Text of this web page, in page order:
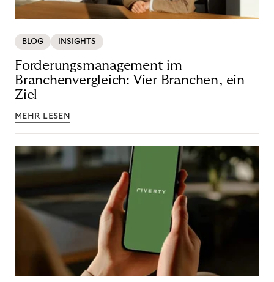
BLOG INSIGHTS
Forderungsmanagement im
Branchenvergleich: Vier Branchen, ein
Ziel
MEHR LESEN